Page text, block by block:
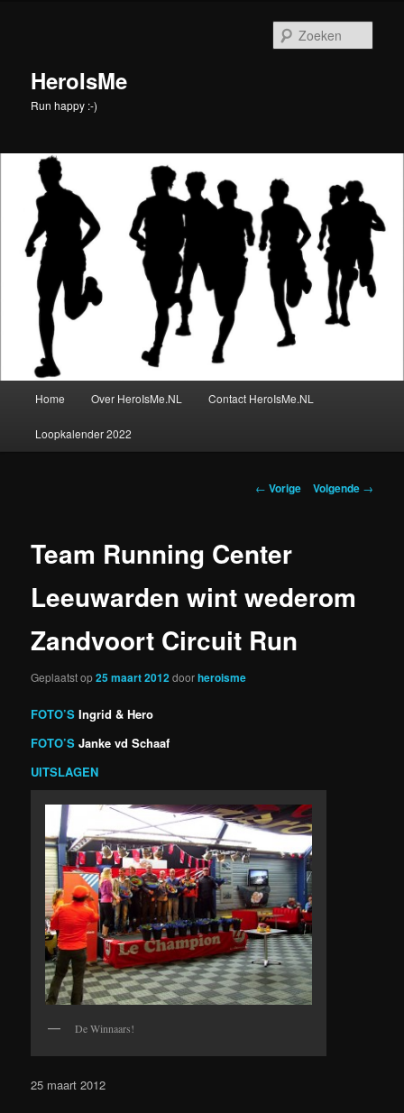
inhoudHeroIsMe
Run happy :-)
Home Over HeroIsMe.NL Contact HeroIsMe.NL
Loopkalender 2022
Berichtnavigatie
← Vorige Volgende →
Team Running Center
Leeuwarden wint wederom
Zandvoort Circuit Run
Geplaatst op25 maart 2012doorheroisme
FOTO’S Ingrid & Hero
FOTO’S Janke vd Schaaf
UITSLAGEN
De Winnaars!
25 maart 2012